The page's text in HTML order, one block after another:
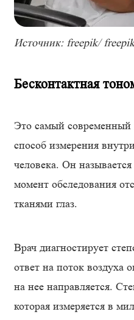
Источник: freepik/
Бесконтактная
Это самый современный
способ измерения
человека. Он
момент обследования
тканями глаз.
Врач диагностирует
ответ на поток воздуха
на нее направляется.
которая измеряется в